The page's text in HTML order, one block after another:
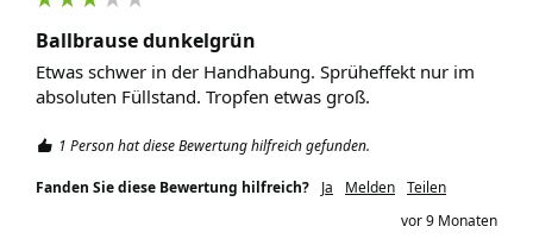
Ballbrause dunkelgrün
Etwas schwer in der Handhabung. Sprüheffekt nur im
absoluten Füllstand. Tropfen etwas groß.
1 Person hat diese Bewertung hilfreich gefunden.
Fanden Sie diese Bewertung hilfreich? Ja Melden Teilen
vor 9 Monaten